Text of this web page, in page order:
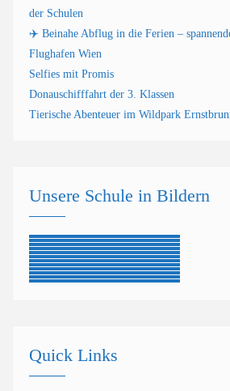
der Schulen
✈️ Beinahe Abflug in die Ferien –
Flughafen Wien
Selfies mit Promis
Donauschifffahrt der 3. Klassen
Tierische Abenteuer im Wildpark
Unsere Schule in Bildern
Quick Links